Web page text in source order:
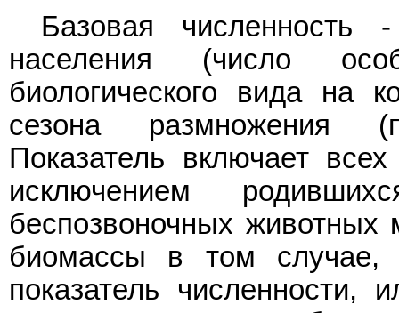
Базовая численность
населения (число
биологического вида на
сезона размножения
Показатель включает
исключением
беспозвоночных животных
биомассы в том случае,
показатель численности,